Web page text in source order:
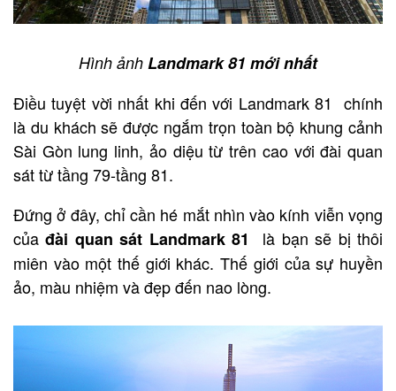
Hình ảnh Landmark 81 mới nhất
Điều tuyệt vời nhất khi đến với Landmark 81 chính
là du khách sẽ được ngắm trọn toàn bộ khung cảnh
Sài Gòn lung linh, ảo diệu từ trên cao với đài quan
sát từ tầng 79-tầng 81.
Đứng ở đây, chỉ cần hé mắt nhìn vào kính viễn vọng
củađài quan sát Landmark 81
là bạn sẽ bị thôi
miên vào một thế giới khác. Thế giới của sự huyền
ảo, màu nhiệm và đẹp đến nao lòng.